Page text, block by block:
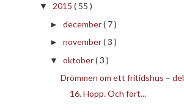
▼ 2015 ( 55 )
► december( 7 )
► november( 3 )
▼ oktober( 3 )
Drömmen om ett fritidshus – del
16. Hopp. Och fört...